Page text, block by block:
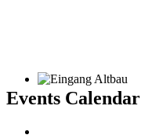
Events Calendar